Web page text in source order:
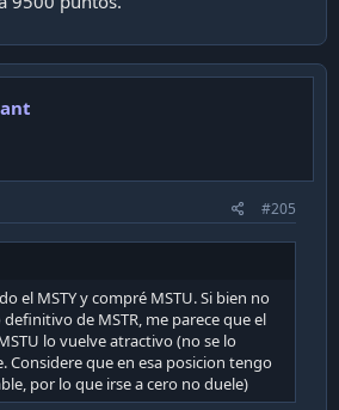
#205
el MSTY y compré MSTU. Si bien no
de MSTR, me parece que el
lo vuelve atractivo (no se lo
Considere que en esa posicion tengo
por lo que irse a cero no duele)